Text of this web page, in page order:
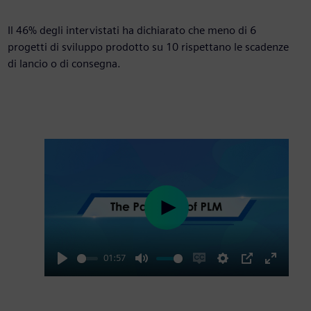
46%
Il 46% degli intervistati ha dichiarato che meno di 6
progetti di sviluppo prodotto su 10 rispettano le scadenze
di lancio o di consegna.
Play
01:57
Mute
EnableSettings
PIP
Enter
Play